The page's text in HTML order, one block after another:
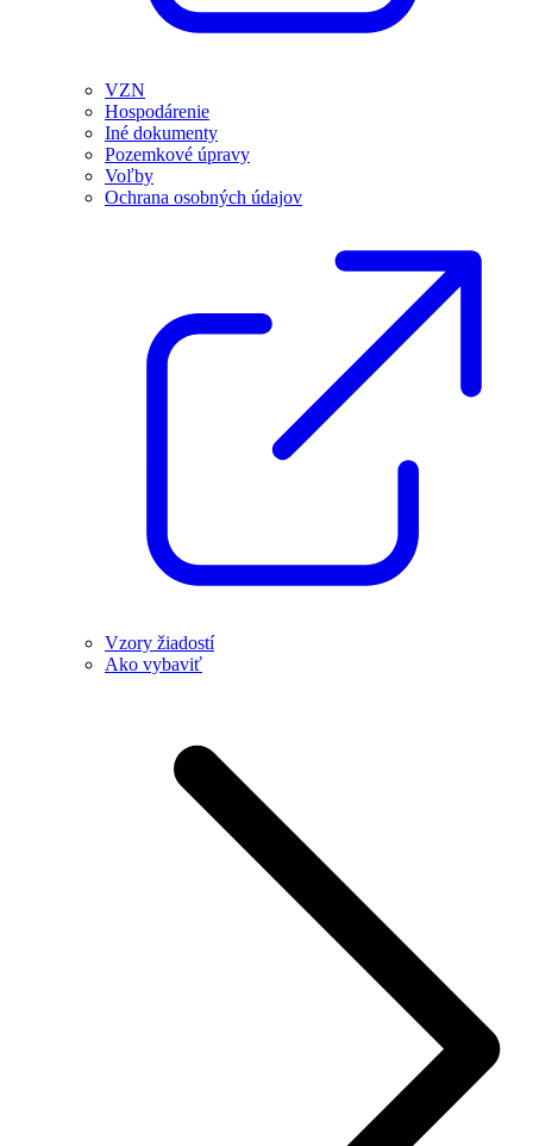
VZN
Hospodárenie
Iné dokumenty
Pozemkové úpravy
Voľby
Ochrana osobných údajov
Vzory žiadostí
Ako vybaviť